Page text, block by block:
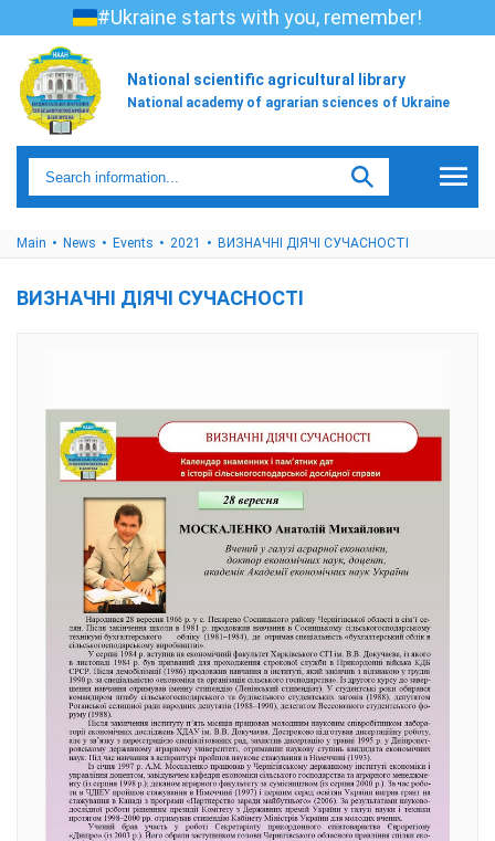
#Ukraine starts with you, remember!
National scientific agricultural library
National academy of agrarian sciences of Ukraine
Main News Events 2021 ВИЗНАЧНІ ДІЯЧІ СУЧАСНОСТІ
ВИЗНАЧНІ ДІЯЧІ СУЧАСНОСТІ